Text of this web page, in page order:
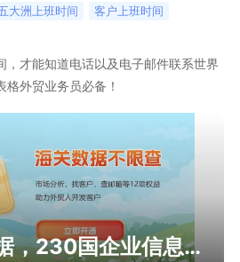
大洲上班时间 客户上班时间
，才能知道电话以及电子邮件联系世界
外贸业务员必备！
30国海关数据，230国企业信息查询